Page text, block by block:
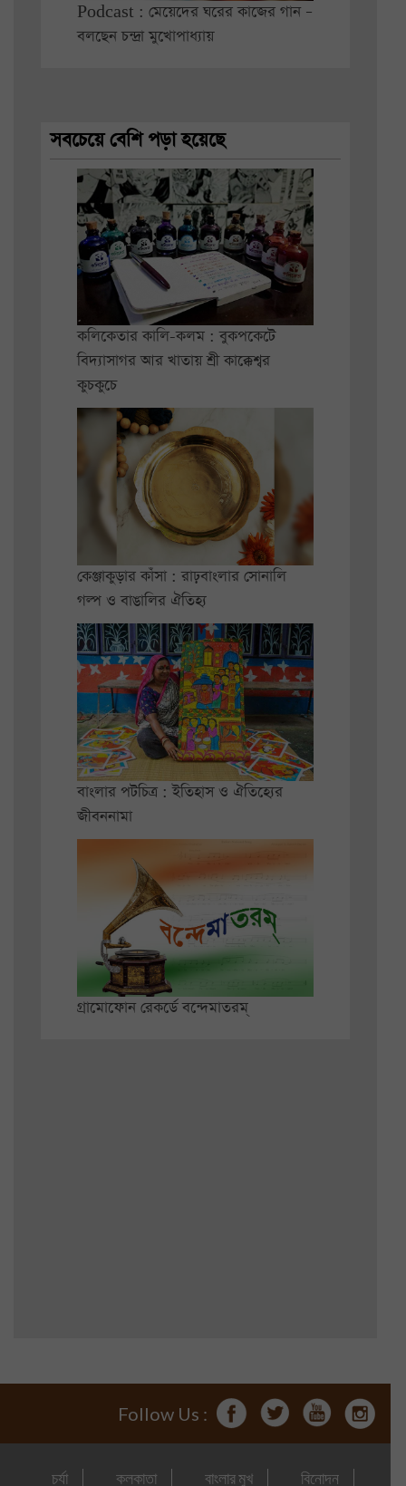
Podcast : মেয়েদের ঘরের কাজের গান –
বলছেন চন্দ্রা মুখোপাধ্যায়
সবচেয়ে বেশি পড়া হয়েছে
কলিকেতার কালি-কলম : বুকপকেটে
বিদ্যাসাগর আর খাতায় শ্রী কাক্কেশ্বর
কুচকুচে
কেঞ্জাকুড়ার কাঁসা : রাঢ়বাংলার সোনালি
গল্প ও বাঙালির ঐতিহ্য
বাংলার পটচিত্র : ইতিহাস ও ঐতিহ্যের
জীবননামা
গ্রামোফোন রেকর্ডে বন্দেমাতরম্
Follow Us :
চর্যা কলকাতা বাংলার মুখ বিনোদন